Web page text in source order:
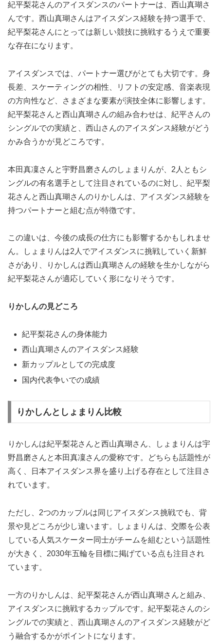
紀平梨花さんのアイスダンスのパートナーは、西山真瑚さ
んです。西山真瑚さんはアイスダンス経験を持つ選手で、
紀平梨花さんにとっては新しい競技に挑戦するうえで重要
な存在になります。
アイスダンスでは、パートナー選びがとても大切です。身
長差、スケーティングの相性、リフトの安定感、音楽表現
の方向性など、さまざまな要素が演技全体に影響します。
紀平梨花さんと西山真瑚さんの組み合わせは、紀平さんの
シングルでの実績と、西山さんのアイスダンス経験がどう
かみ合うかが見どころです。
本田真凜さんと宇野昌磨さんのしょまりんが、2人ともシ
ングルの有名選手として注目されているのに対し、紀平梨
花さんと西山真瑚さんのりかしんは、アイスダンス経験を
持つパートナーと組む点が特徴です。
この違いは、今後の成長の仕方にも影響するかもしれませ
ん。しょまりんは2人でアイスダンスに挑戦していく新鮮
さがあり、りかしんは西山真瑚さんの経験を生かしながら
紀平梨花さんが適応していく形になりそうです。
りかしんの見どころ
紀平梨花さんの身体能力
西山真瑚さんのアイスダンス経験
新カップルとしての完成度
国内代表争いでの成績
りかしんとしょまりん比較
りかしんは紀平梨花さんと西山真瑚さん、しょまりんは宇
野昌磨さんと本田真凜さんの愛称です。どちらも話題性が
高く、日本アイスダンス界を盛り上げる存在として注目さ
れています。
ただし、2つのカップルは同じアイスダンス挑戦でも、背
景や見どころが少し違います。しょまりんは、交際を公表
している人気スケーター同士がチームを組むという話題性
が大きく、2030年五輪を目標に掲げている点も注目され
ています。
一方のりかしんは、紀平梨花さんが西山真瑚さんと組み、
アイスダンスに挑戦するカップルです。紀平梨花さんのシ
ングルでの実績と、西山真瑚さんのアイスダンス経験がど
う融合するかがポイントになります。